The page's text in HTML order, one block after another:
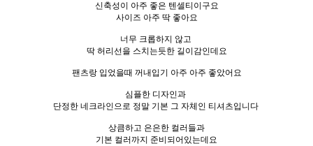
신축성이 아주 좋은 텐셀티이구요
사이즈 아주 딱 좋아요
너무 크롭하지 않고
딱 허리선을 스치는듯한 길이감인데요
팬츠랑 입었을때 꺼내입기 아주 아주 좋았어요
심플한 디자인과
단정한 네크라인으로 정말 기본 그 자체인 티셔츠입니다
상큼하고 은은한 컬러들과
기본 컬러까지 준비되어있는데요